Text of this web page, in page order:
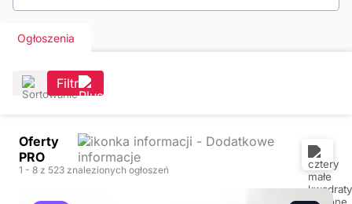
Ogłoszenia
Filtr
Oferty
PRO
1 - 8 z 523 znalezionych ogłoszeń